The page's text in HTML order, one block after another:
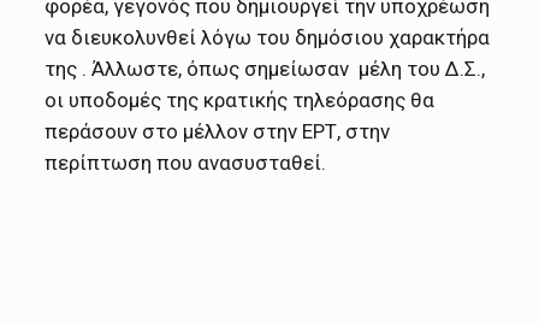
φορέα, γεγονός που δημιουργεί την υποχρέωση
να διευκολυνθεί λόγω του δημόσιου χαρακτήρα
της . Άλλωστε, όπως σημείωσαν μέλη του Δ.Σ.,
οι υποδομές της κρατικής τηλεόρασης θα
περάσουν στο μέλλον στην ΕΡΤ, στην
περίπτωση που ανασυσταθεί.